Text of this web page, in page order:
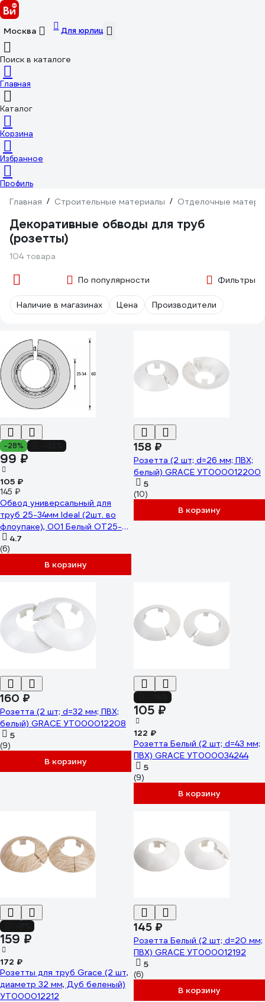
Москва Для юрлиц
Поиск в каталоге
Главная
Каталог
Корзина
Избранное
Профиль
Главная / Строительные материалы / Отделочные
Декоративные обводы для труб
(розетты)
104 товара
По популярности Фильтры
Наличие в магазинах Цена Производители
-28%
99 ₽
105 ₽
145 ₽
Обвод универсальный для
труб 25-34мм Ideal (2шт. во
флоупаке), 001 Белый ОТ25-
34-Ф2 001 БЕЛ
4.7
(6)
В корзину
158 ₽
Розетта (2 шт; d=26 мм; ПВХ;
белый) GRACE УТ000012200
5
(10)
В корзину
160 ₽
Розетта (2 шт; d=32 мм; ПВХ;
белый) GRACE УТ000012208
5
(9)
В корзину
105 ₽
122 ₽
Розетта Белый (2 шт; d=43 мм;
ПВХ) GRACE УТ000034244
5
(9)
В корзину
159 ₽
172 ₽
Розетты для труб Grace (2 шт,
диаметр 32 мм, Дуб беленый)
УТ000012212
145 ₽
Розетта Белый (2 шт; d=20 мм;
ПВХ) GRACE УТ000012192
5
(6)
В корзину